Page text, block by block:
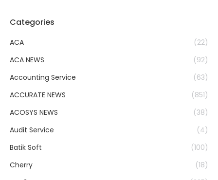
Categories
ACA
(22)
ACA NEWS
(92)
Accounting Service
(63)
ACCURATE NEWS
(851)
ACOSYS NEWS
(38)
Audit Service
(4)
Batik Soft
(100)
Cherry
(18)